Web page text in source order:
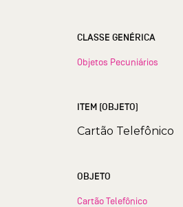
CLASSE GENÉRICA
Objetos Pecuniários
ITEM (OBJETO)
Cartão Telefônico
OBJETO
Cartão Telefônico